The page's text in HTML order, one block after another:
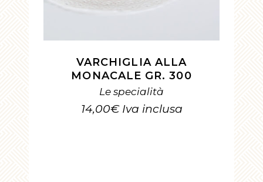
VARCHIGLIA ALLA
MONACALE GR. 300
Le specialità
14,00€ Iva inclusa